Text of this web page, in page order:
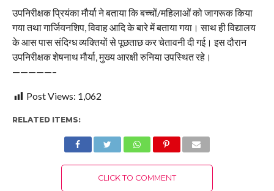
उपनिरीक्षक प्रियंका मौर्या ने बताया कि बच्चों/महिलाओं को जागरूक किया
गया तथा गार्जियनशिप, विवाह ‌आदि के बारे में बताया गया। साथ ही विद्यालय
के आस पास संदिग्ध व्यक्तियों से पूछताछ कर चेतावनी दी गई। इस दौरान
उपनिरीक्षक शेषनाथ मौर्या, मुख्य आरक्षी रुनिया उपस्थित रहे।
—————–
Post Views: 1,062
RELATED ITEMS:
CLICK TO COMMENT